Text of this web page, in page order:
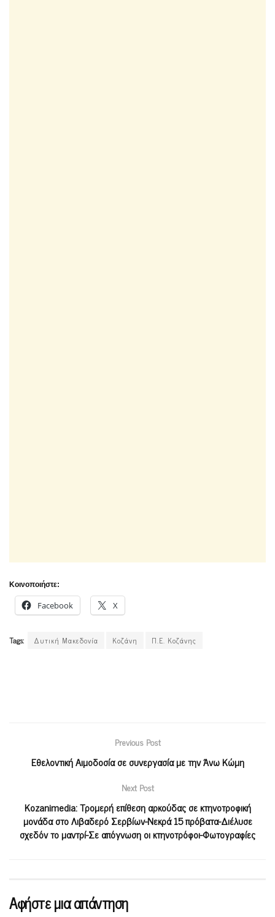
Κοινοποιήστε:
Facebook X
Tags: Δυτική Μακεδονία Κοζάνη Π.Ε. Κοζάνης
Previous Post
Εθελοντική Αιμοδοσία σε συνεργασία με την Άνω Κώμη
Next Post
Kozanimedia: Tρομερή επίθεση αρκούδας σε κτηνοτροφική
μονάδα στο Λιβαδερό Σερβίων-Νεκρά 15 πρόβατα-Διέλυσε
σχεδόν το μαντρί-Σε απόγνωση οι κτηνοτρόφοι-Φωτογραφίες
Αφήστε μια απάντηση